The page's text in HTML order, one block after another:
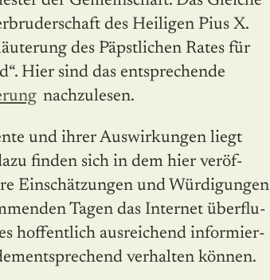
des Heiligen Pius X.
des Päpstlichen Rates für
Hier sind das entsprechende
nachzulesen.
und ihrer Auswirkungen liegt
finden sich in dem hier veröf­
Einschätzungen und Würdigungen
Tagen das Internet über­flu­
hoffentlich ausreichend informier­
verhalten können.